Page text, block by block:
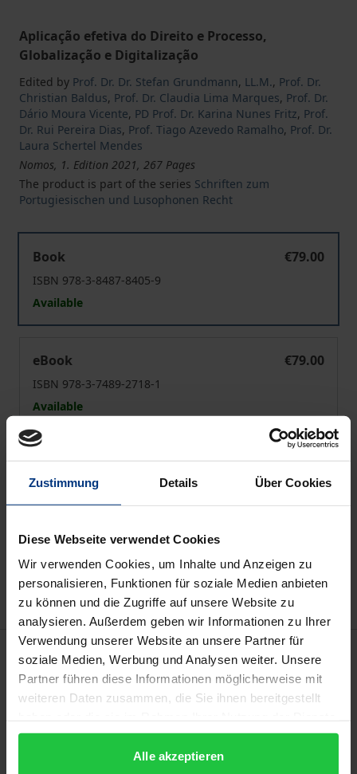
Zustimmung Details Über Cookies
Diese Webseite verwendet Cookies
Wir verwenden Cookies, um Inhalte und Anzeigen zu
personalisieren, Funktionen für soziale Medien anbieten
zu können und die Zugriffe auf unsere Website zu
analysieren. Außerdem geben wir Informationen zu Ihrer
Verwendung unserer Website an unsere Partner für
soziale Medien, Werbung und Analysen weiter. Unsere
Partner führen diese Informationen möglicherweise mit
weiteren Daten zusammen, die Sie ihnen bereitgestellt
gesammelt haben.
Alle akzeptieren
Aplicação efetiva do Direito e Processo,
Globalização e Digitalização
Edited by Prof. Dr. Dr. Stefan Grundmann, LL.M., Prof. Dr.
Christian Baldus, Prof. Dr. Claudia Lima Marques, Prof. Dr.
Dário Moura Vicente, PD Prof. Dr. Karina Nunes Fritz, Prof.
Dr. Rui Pereira Dias, Prof. Tiago Azevedo Ramalho, Prof. Dr.
Laura Schertel Mendes
Nomos, 1. Edition 2021, 267 Pages
The product is part of the series Schriften zum
Portugiesischen und Lusophonen Recht
Book
€79.00
ISBN 978-3-8487-8405-9
Available
eBook
€79.00
ISBN 978-3-7489-2718-1
Available
Prices include VAT. Depending on the delivery address, VAT
may vary at checkout.
Add to Wish List
Delivery cost notice
Description
Rechtsdurchsetzung, Globalisierung und digitaler
von Big Data zulasten bestimmter Kundengruppen